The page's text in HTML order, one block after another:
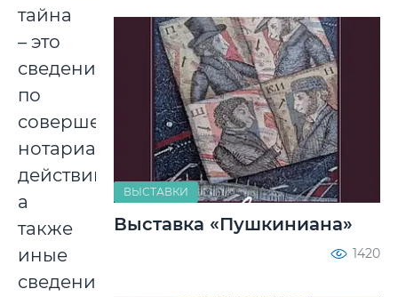
тайна
– это
сведения
по
совершенному
нотариальному
действию,
а
также
иные
сведения,
ВЫСТАВКИ
Выставка «Пушкиниана»
1420